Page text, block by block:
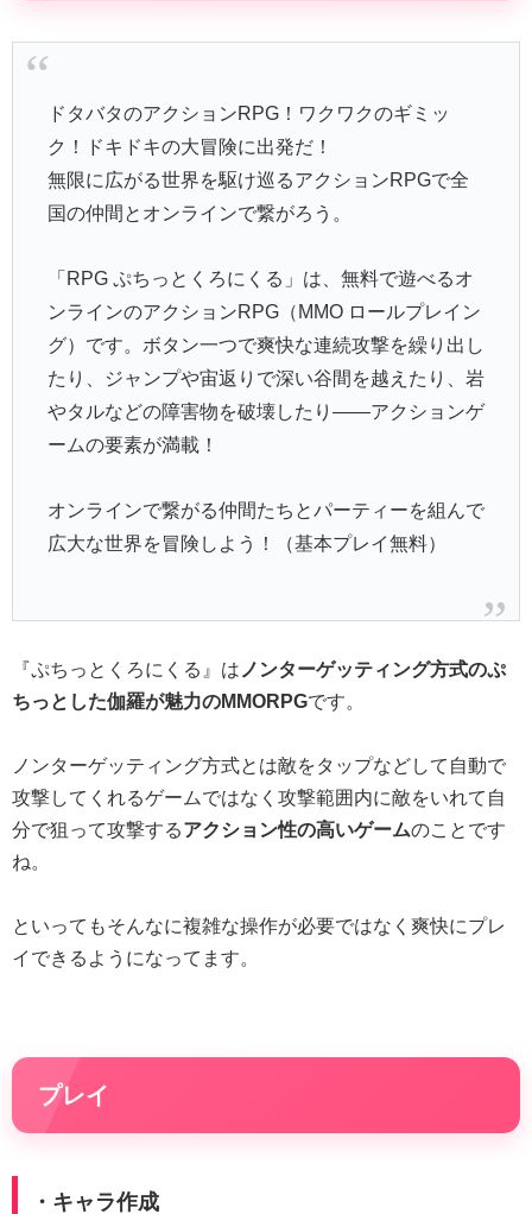
ドタバタのアクションRPG！ワクワクのギミッ
ク！ドキドキの大冒険に出発だ！
無限に広がる世界を駆け巡るアクションRPGで全
国の仲間とオンラインで繋がろう。
「RPG ぷちっとくろにくる」は、無料で遊べるオ
ンラインのアクションRPG（MMO ロールプレイン
グ）です。ボタン一つで爽快な連続攻撃を繰り出し
たり、ジャンプや宙返りで深い谷間を越えたり、岩
やタルなどの障害物を破壊したり――アクションゲ
ームの要素が満載！
オンラインで繋がる仲間たちとパーティーを組んで
広大な世界を冒険しよう！（基本プレイ無料）
『ぷちっとくろにくる』は ノンターゲッティング方式のぷ
ちっとした伽羅が魅力のMMORPGです。
ノンターゲッティング方式とは敵をタップなどして自動で
攻撃してくれるゲームではなく攻撃範囲内に敵をいれて自
分で狙って攻撃するアクション性の高いゲームのことです
ね。
といってもそんなに複雑な操作が必要ではなく爽快にプレ
イできるようになってます。
プレイ
・キャラ作成